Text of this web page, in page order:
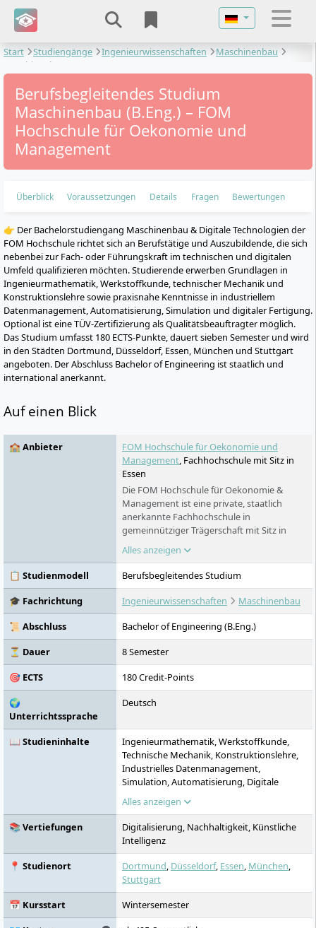
Sprache
Start Studiengänge Ingenieurwissenschaften
Maschinenbau
Maschinenbau
Berufsbegleitendes Studium
Maschinenbau (B.Eng.) – FOM
Hochschule für Oekonomie und
Management
Überblick Voraussetzungen Details Fragen Bewertungen
👉 Der Bachelorstudiengang Maschinenbau & Digitale Technologien der
FOM Hochschule richtet sich an Berufstätige und Auszubildende, die sich
nebenbei zur Fach- oder Führungskraft im technischen und digitalen
Umfeld qualifizieren möchten. Studierende erwerben Grundlagen in
Ingenieurmathematik, Werkstoffkunde, technischer Mechanik und
Konstruktionslehre sowie praxisnahe Kenntnisse in industriellem
Datenmanagement, Automatisierung, Simulation und digitaler Fertigung.
Optional ist eine TÜV-Zertifizierung als Qualitätsbeauftragter möglich.
Das Studium umfasst 180 ECTS-Punkte, dauert sieben Semester und wird
in den Städten Dortmund, Düsseldorf, Essen, München und Stuttgart
angeboten. Der Abschluss Bachelor of Engineering ist staatlich und
international anerkannt.
Auf einen Blick
🏫 Anbieter
FOM Hochschule für Oekonomie und
Management, Fachhochschule mit Sitz in
Essen
Die FOM Hochschule für Oekonomie &
Management ist eine private, staatlich
anerkannte Fachhochschule in
gemeinnütziger Trägerschaft mit Sitz in
Essen. Sie richtet sich vor allem an
Berufstätige, Auszubildende und dual
Studierende. Das Profil verbindet
berufsbegleitende Studienmodelle, ein
breites Fächerspektrum, zahlreiche
Hochschulzentren und Digitales Live-
Studium.
Alles anzeigen
📋 Studienmodell
Berufsbegleitendes Studium
🎓 Fachrichtung
Ingenieurwissenschaften
Maschinenbau
📜 Abschluss
Bachelor of Engineering (B.Eng.)
⏳ Dauer
8 Semester
🎯 ECTS
180 Credit-Points
🌍
Unterrichtssprache
Deutsch
📖 Studieninhalte
Ingenieurmathematik, Werkstoffkunde,
Technische Mechanik, Konstruktionslehre,
Industrielles Datenmanagement,
Simulation, Automatisierung, Digitale
Fertigungstechnologie, Industrielle
Betriebssysteme, Softwareentwicklung für
technische Systeme, Qualitätsmanagement
Alles anzeigen
📚 Vertiefungen
Digitalisierung, Nachhaltigkeit, Künstliche
Intelligenz
📍 Studienort
Dortmund, Düsseldorf, Essen, München,
Stuttgart
📅 Kursstart
Wintersemester